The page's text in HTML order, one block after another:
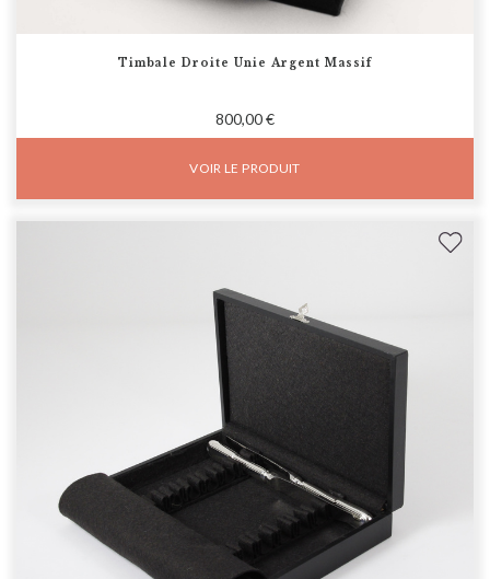
Timbale Droite Unie Argent Massif
800,00 €
VOIR LE PRODUIT